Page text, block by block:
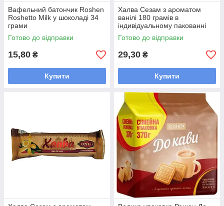
Вафельний батончик Roshen
Roshetto Milk у шоколаді 34
грами
Готово до відправки
15,80 ₴
Купити
Халва Сезам з ароматом
ванілі 180 грамів в
індивідуальному пакованні
Готово до відправки
29,30 ₴
Купити